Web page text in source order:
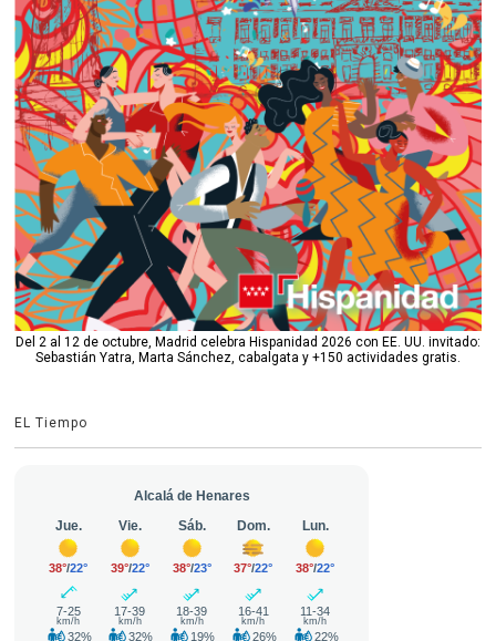
Del 2 al 12 de octubre, Madrid celebra Hispanidad 2026 con EE. UU. invitado:
Sebastián Yatra, Marta Sánchez, cabalgata y +150 actividades gratis.
EL Tiempo